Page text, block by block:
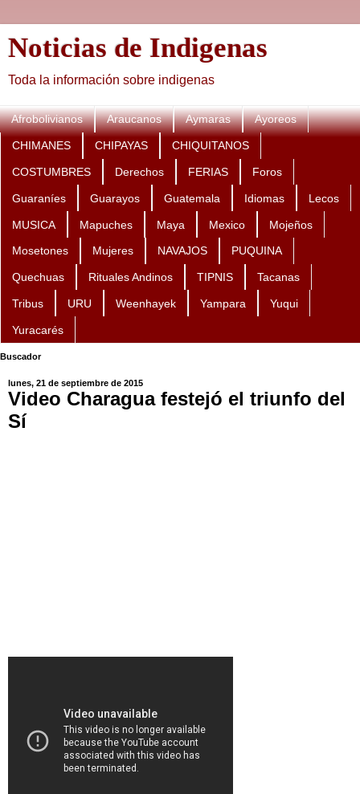
Noticias de Indigenas
Toda la información sobre indigenas
Afrobolivianos Araucanos Aymaras Ayoreos
CHIMANES CHIPAYAS CHIQUITANOS
COSTUMBRES Derechos FERIAS Foros
Guaraníes Guarayos Guatemala Idiomas Lecos
MUSICA Mapuches Maya Mexico Mojeños
Mosetones Mujeres NAVAJOS PUQUINA
Quechuas Rituales Andinos TIPNIS Tacanas
Tribus URU Weenhayek Yampara Yuqui
Yuracarés
Buscador
lunes, 21 de septiembre de 2015
Video Charagua festejó el triunfo del
Sí